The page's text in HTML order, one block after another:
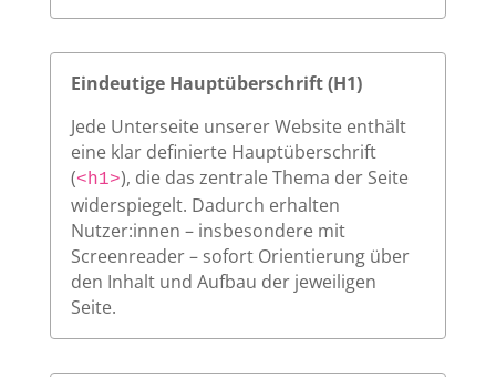
Eindeutige Hauptüberschrift (H1)
Jede Unterseite unserer Website enthält
eine klar definierte Hauptüberschrift
(<h1>), die das zentrale Thema der Seite
widerspiegelt. Dadurch erhalten
Nutzer:innen – insbesondere mit
Screenreader – sofort Orientierung über
den Inhalt und Aufbau der jeweiligen
Seite.